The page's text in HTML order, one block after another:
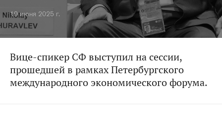
19 июня 2025 г.
Вице-спикер СФ выступил на сессии,
прошедшей в рамках Петербургского
международного экономического форума.